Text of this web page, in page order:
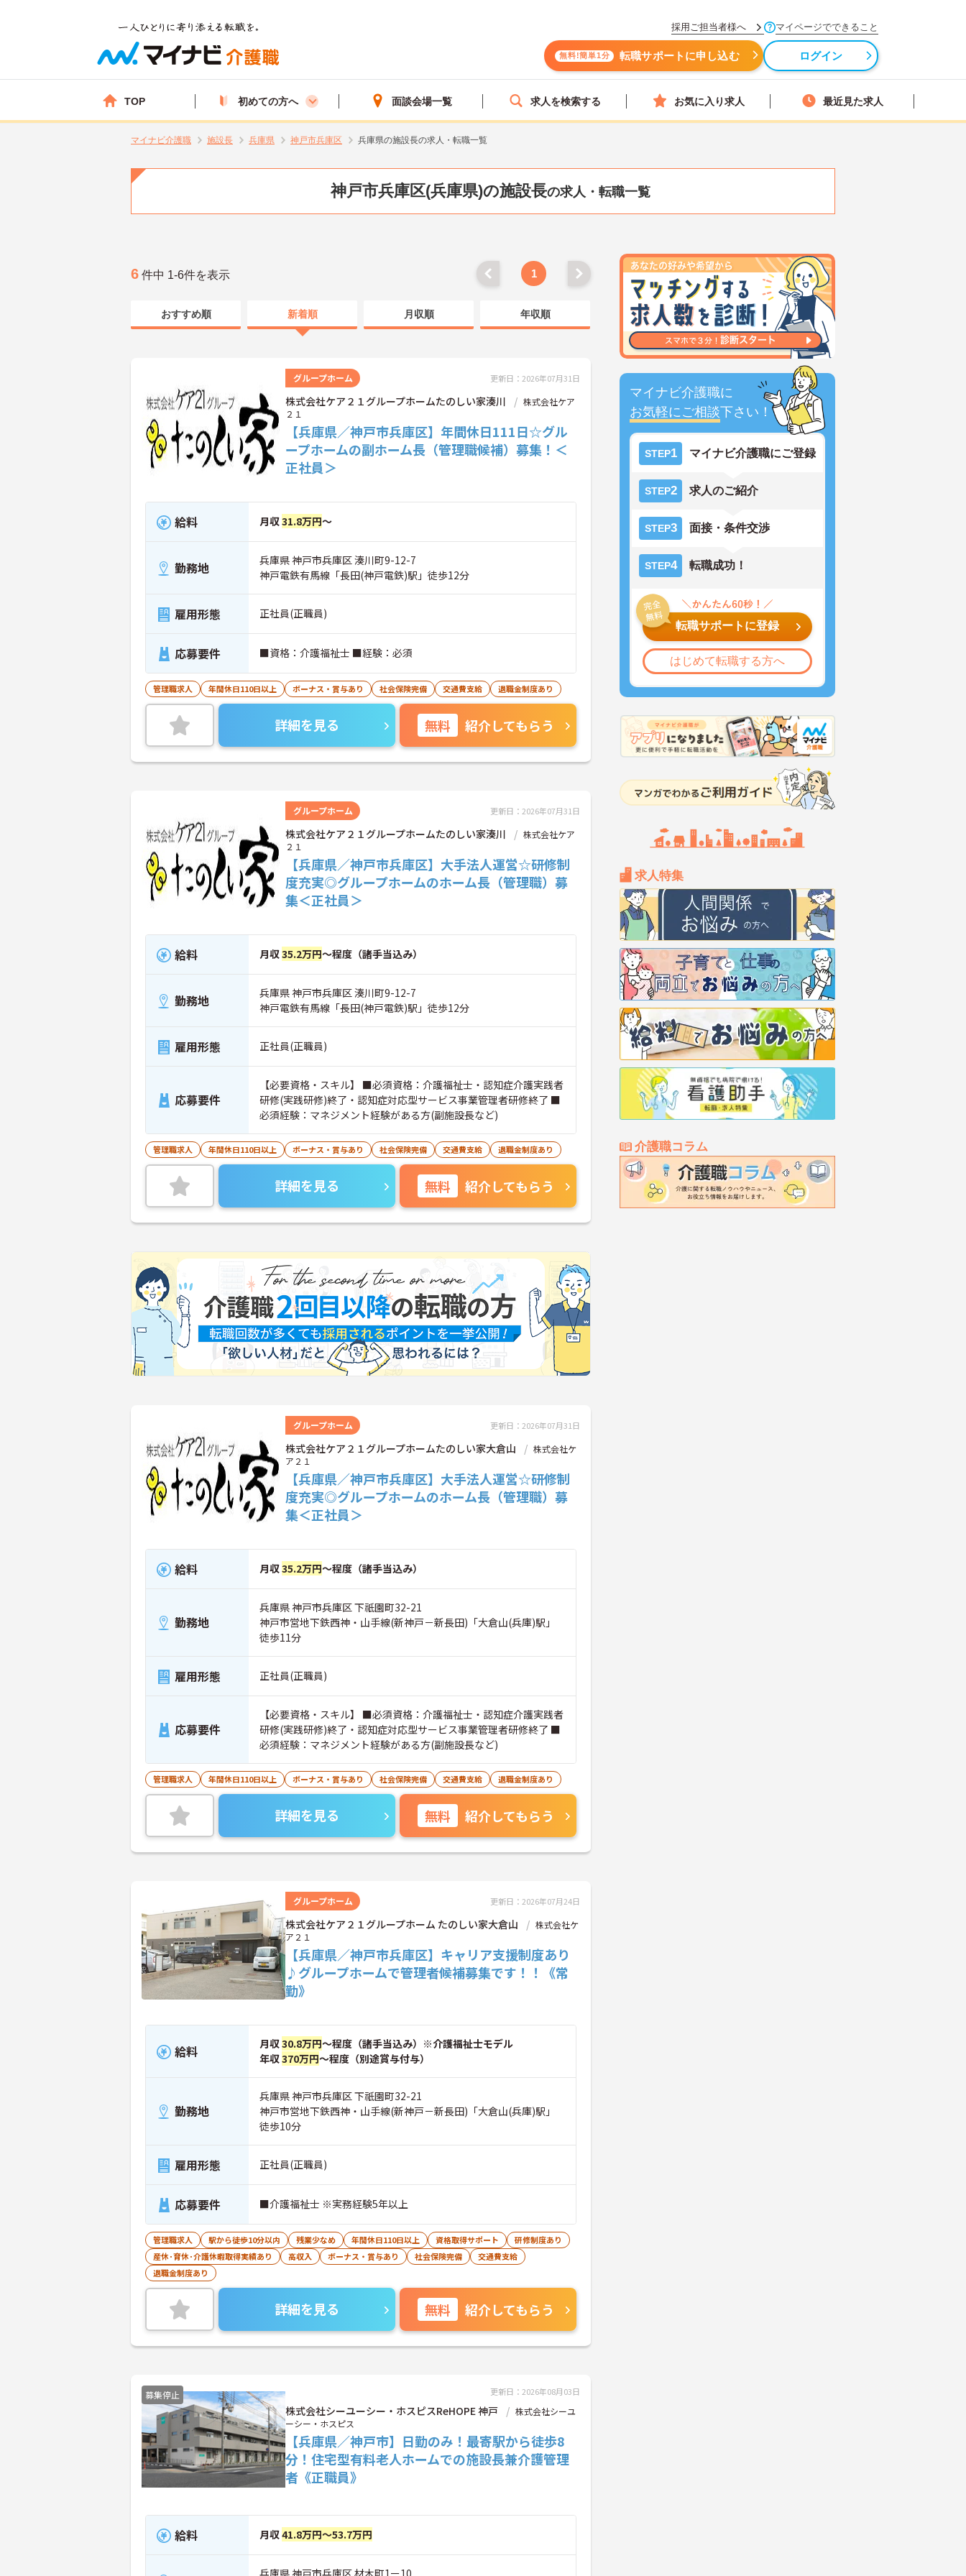
採用ご担当者様へ マイページでできること
無料!簡単1分 転職サポートに申し込む ログイン
TOP 初めての方へ 面談会場一覧 求人を検索する お気に入り求人 最近見た求人
マイナビ介護職 施設長 兵庫県 神戸市兵庫区 兵庫県の施設長の求人・転職一覧
神戸市兵庫区(兵庫県)の施設長の求人・転職一覧
マイナビ介護職に
お気軽にご相談下さい！
STEP1 マイナビ介護職にご登録
STEP2 求人のご紹介
STEP3 面接・条件交渉
STEP4 転職成功！
転職サポートに登録
はじめて転職する方へ
求人特集
介護職コラム
6 件中 1-6件を表示 1
おすすめ順 新着順 月収順 年収順
グループホーム 更新日：2026年07月31日
株式会社ケア２１グループホームたのしい家湊川
株式会社ケア
２１
【兵庫県／神戸市兵庫区】年間休日111日☆グル
ープホームの副ホーム長（管理職候補）募集！＜
正社員＞
給料 月収31.8万円～
勤務地
兵庫県 神戸市兵庫区 湊川町9-12-7
神戸電鉄有馬線「長田(神戸電鉄)駅」徒歩12分
雇用形態 正社員(正職員)
応募要件 ■資格：介護福祉士 ■経験：必須
管理職求人 年間休日110日以上 ボーナス・賞与あり 社会保険完備 交通費支給 退職金制度あり
詳細を見る 無料 紹介してもらう
グループホーム 更新日：2026年07月31日
株式会社ケア２１グループホームたのしい家湊川
株式会社ケア
２１
【兵庫県／神戸市兵庫区】大手法人運営☆研修制
度充実◎グループホームのホーム長（管理職）募
集＜正社員＞
給料 月収35.2万円～程度（諸手当込み）
勤務地
兵庫県 神戸市兵庫区 湊川町9-12-7
神戸電鉄有馬線「長田(神戸電鉄)駅」徒歩12分
雇用形態 正社員(正職員)
応募要件
【必要資格・スキル】 ■必須資格：介護福祉士・認知症介護実践者
研修(実践研修)終了・認知症対応型サービス事業管理者研修終了 ■
必須経験：マネジメント経験がある方(副施設長など)
管理職求人 年間休日110日以上 ボーナス・賞与あり 社会保険完備 交通費支給 退職金制度あり
詳細を見る 無料 紹介してもらう
グループホーム 更新日：2026年07月31日
株式会社ケア２１グループホームたのしい家大倉山
株式会社ケ
ア２１
【兵庫県／神戸市兵庫区】大手法人運営☆研修制
度充実◎グループホームのホーム長（管理職）募
集＜正社員＞
給料 月収35.2万円～程度（諸手当込み）
勤務地
兵庫県 神戸市兵庫区 下祇園町32-21
神戸市営地下鉄西神・山手線(新神戸－新長田)「大倉山(兵庫)駅」
徒歩11分
雇用形態 正社員(正職員)
応募要件
【必要資格・スキル】 ■必須資格：介護福祉士・認知症介護実践者
研修(実践研修)終了・認知症対応型サービス事業管理者研修終了 ■
必須経験：マネジメント経験がある方(副施設長など)
管理職求人 年間休日110日以上 ボーナス・賞与あり 社会保険完備 交通費支給 退職金制度あり
詳細を見る 無料 紹介してもらう
グループホーム 更新日：2026年07月24日
株式会社ケア２１グループホーム たのしい家大倉山
株式会社ケ
ア２１
【兵庫県／神戸市兵庫区】キャリア支援制度あり
♪グループホームで管理者候補募集です！！《常
勤》
給料 月収30.8万円～程度（諸手当込み）※介護福祉士モデル
年収370万円～程度（別途賞与付与）
勤務地
兵庫県 神戸市兵庫区 下祇園町32-21
神戸市営地下鉄西神・山手線(新神戸－新長田)「大倉山(兵庫)駅」
徒歩10分
雇用形態 正社員(正職員)
応募要件 ■介護福祉士 ※実務経験5年以上
管理職求人 駅から徒歩10分以内 残業少なめ 年間休日110日以上 資格取得サポート
研修制度あり
産休･育休･介護休暇取得実績あり
高収入 ボーナス・賞与あり 社会保険完備
交通費支給
退職金制度あり
詳細を見る 無料 紹介してもらう
募集停止 更新日：2026年08月03日
株式会社シーユーシー・ホスピスReHOPE 神戸
株式会社シーユ
ーシー・ホスピス
【兵庫県／神戸市】日勤のみ！最寄駅から徒歩8
分！住宅型有料老人ホームでの施設長兼介護管理
者《正職員》
給料 月収41.8万円～53.7万円
兵庫県 神戸市兵庫区 材木町1ー10